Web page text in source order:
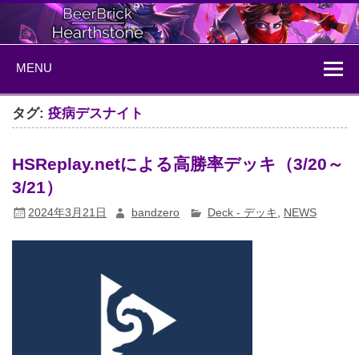
Skip
content
BeerBrick
Hearthstone
MENU
タグ:疫病デスナイト
HSReplay.netによる高勝率デッキ（3/20～
3/21）
2024年3月21日 bandzero Deck - デッキ NEWS